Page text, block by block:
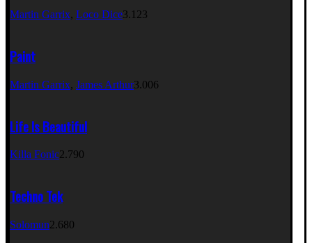
Martin Garrix, Loco Dice3.123
Paint
Martin Garrix, James Arthur3.006
Life Is Beautiful
Killa Fonic2.790
Techno Tek
Solomun2.680